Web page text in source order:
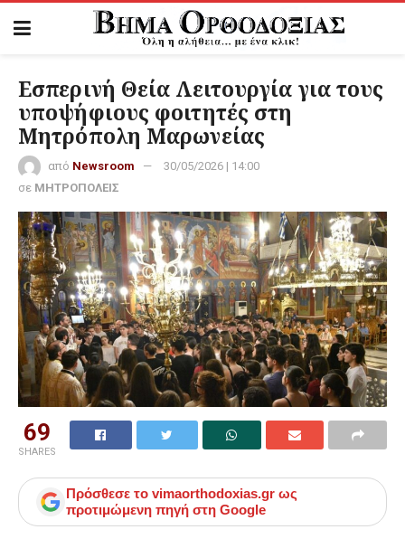
Εσπερινή Θεία Λειτουργία για τους
υποψήφιους φοιτητές στη
Μητρόπολη Μαρωνείας
από Newsroom
30/05/2026 | 14:00
σε ΜΗΤΡΟΠΟΛΕΙΣ
69
SHARES
Πρόσθεσε το vimaorthodoxias.gr ως
προτιμώμενη πηγή στη Google